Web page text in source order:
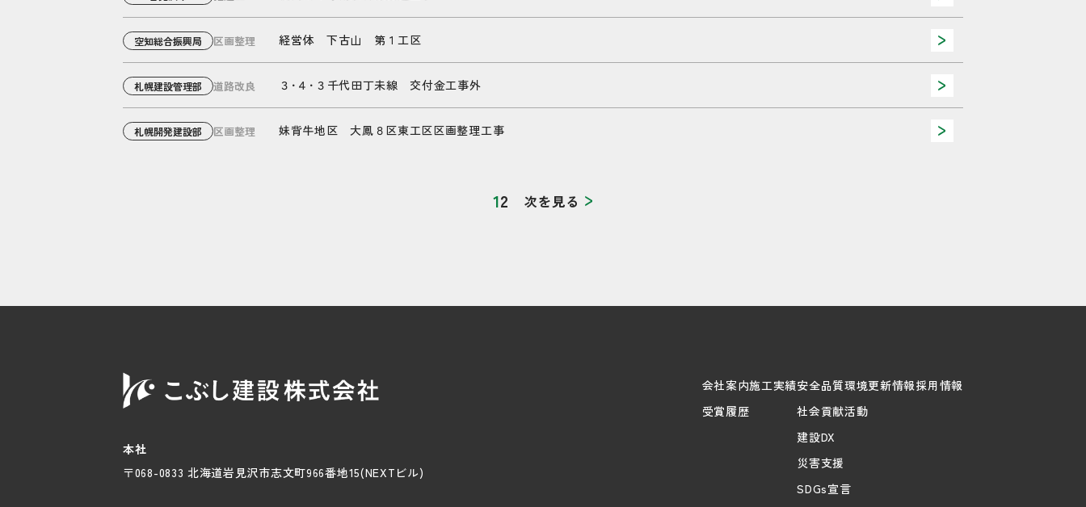
空知総合振興局 区画整理 経営体 下古山 第１工区
札幌建設管理部 道路改良 ３･４･３千代田丁未線 交付金工事外
札幌開発建設部 区画整理 妹背牛地区 大鳳８区東工区区画整理工事
ゲ
ョ
ン
12 次を見る
本社
〒068-0833 北海道岩見沢市志文町966番地15(NEXTビル)
会社案内
受賞履歴
施工実績安全品質環境
社会貢献活動
建設DX
災害支援
SDGs宣言
更新情報採用情報